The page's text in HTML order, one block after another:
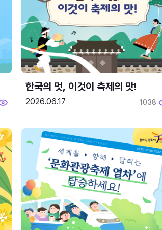
한국의 멋, 이것이 축제의 맛!
2026.06.17 1038